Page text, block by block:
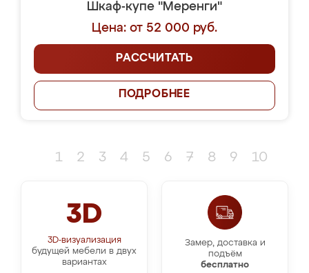
Шкаф-купе "Меренги"
Цена: от 52 000 руб.
РАССЧИТАТЬ
ПОДРОБНЕЕ
1 2 3 4 5 6 7 8 9 10
3D
3D-визуализация
будущей мебели в двух
вариантах
Замер, доставка и
подъём
бесплатно